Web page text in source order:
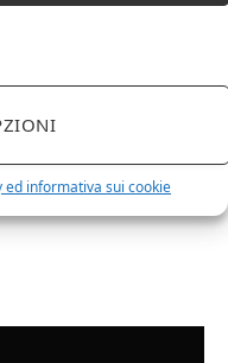
informativa sui cookie
Mr. Vino Rosso